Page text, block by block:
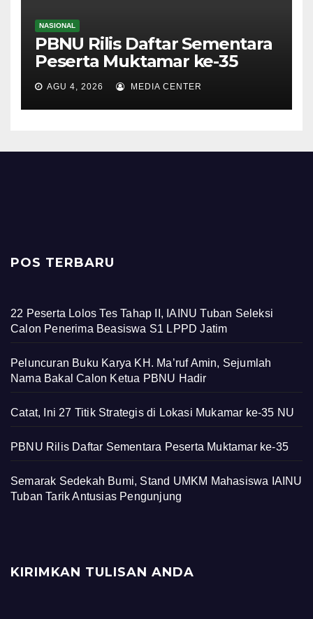
NASIONAL
PBNU Rilis Daftar Sementara
Peserta Muktamar ke-35
AGU 4, 2026 MEDIA CENTER
POS TERBARU
22 Peserta Lolos Tes Tahap II, IAINU Tuban Seleksi
Calon Penerima Beasiswa S1 LPPD Jatim
Peluncuran Buku Karya KH. Ma’ruf Amin, Sejumlah
Nama Bakal Calon Ketua PBNU Hadir
Catat, Ini 27 Titik Strategis di Lokasi Mukamar ke-35 NU
PBNU Rilis Daftar Sementara Peserta Muktamar ke-35
Semarak Sedekah Bumi, Stand UMKM Mahasiswa IAINU
Tuban Tarik Antusias Pengunjung
KIRIMKAN TULISAN ANDA